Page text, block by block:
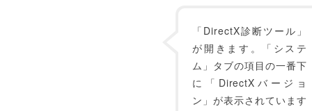
「DirectX診断ツール」
が開きます。「システ
ム」タブの項目の一番下
に「DirectXバージョ
ン」が表示されています